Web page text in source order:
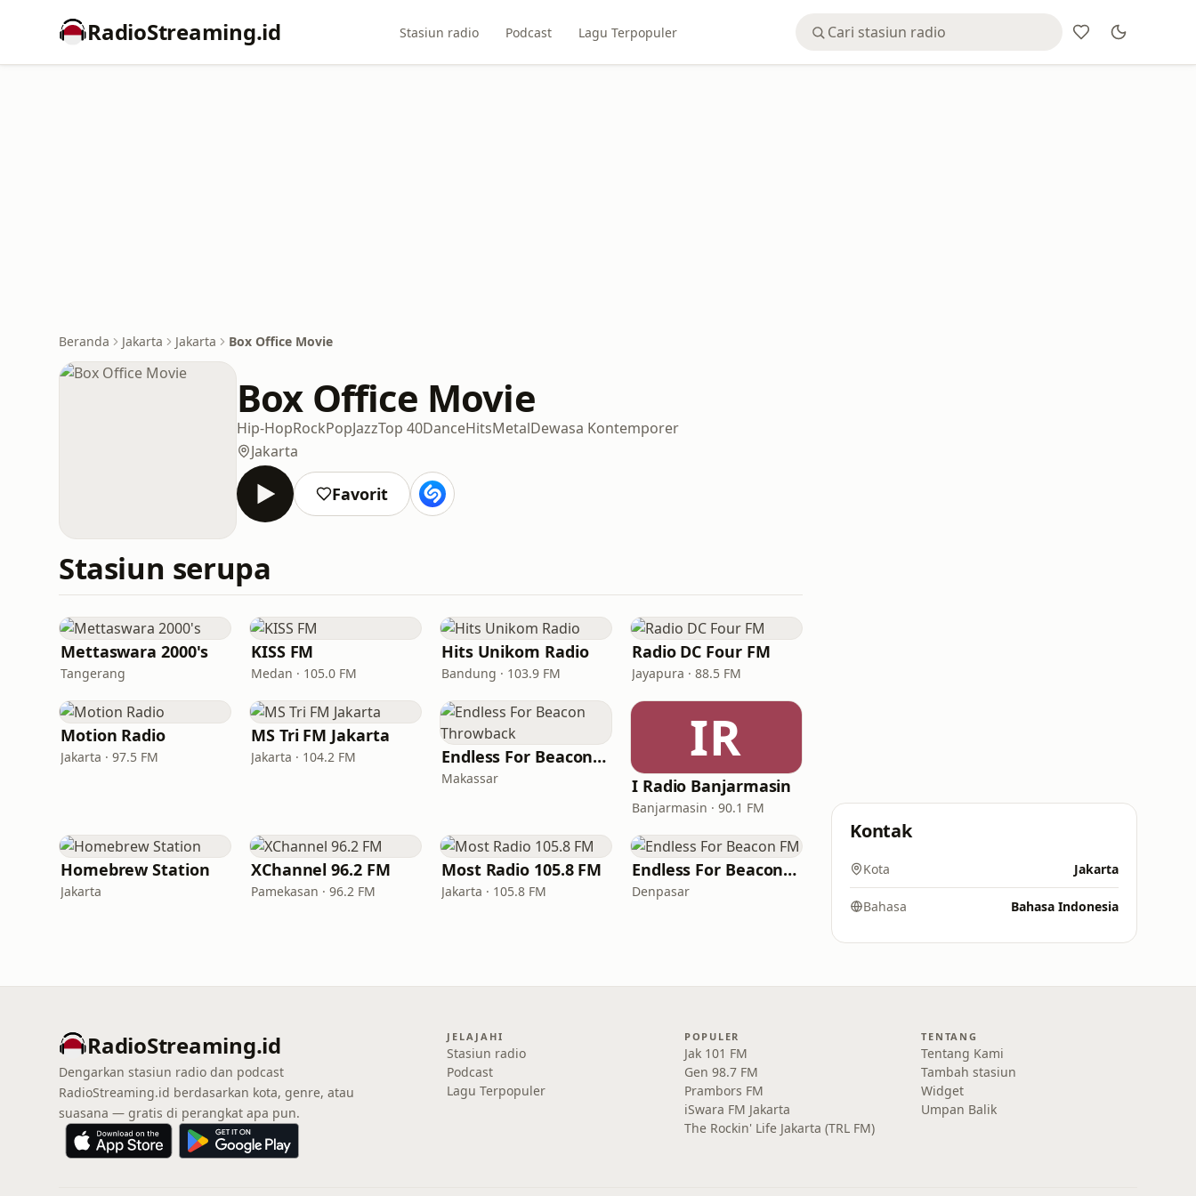
RadioStreaming.id Stasiun radio Podcast Lagu Terpopuler
Beranda Jakarta Jakarta Box Office Movie
Box Office Movie
Hip-HopRockPopJazzTop 40DanceHitsMetalDewasa Kontemporer
Jakarta
Favorit
Stasiun serupa
Mettaswara 2000's
Tangerang
KISS FM
Medan · 105.0 FM
Hits Unikom Radio
Bandung · 103.9 FM
Radio DC Four FM
Jayapura · 88.5 FM
Motion Radio
Jakarta · 97.5 FM
MS Tri FM Jakarta
Jakarta · 104.2 FM Endless For Beacon Throwback
Makassar
IR
I Radio Banjarmasin
Banjarmasin · 90.1 FM
Homebrew Station
Jakarta
XChannel 96.2 FM
Pamekasan · 96.2 FM
Most Radio 105.8 FM
Jakarta · 105.8 FM
Endless For Beacon FM
Denpasar
Kontak
Kota Jakarta
Bahasa Bahasa Indonesia
RadioStreaming.id
Dengarkan stasiun radio dan podcast
RadioStreaming.id berdasarkan kota, genre, atau
suasana — gratis di perangkat apa pun.
JELAJAHI
Stasiun radio
Podcast
Lagu Terpopuler
POPULER
Jak 101 FM
Gen 98.7 FM
Prambors FM
iSwara FM Jakarta
The Rockin' Life Jakarta (TRL FM)
TENTANG
Tentang Kami
Tambah stasiun
Widget
Umpan Balik